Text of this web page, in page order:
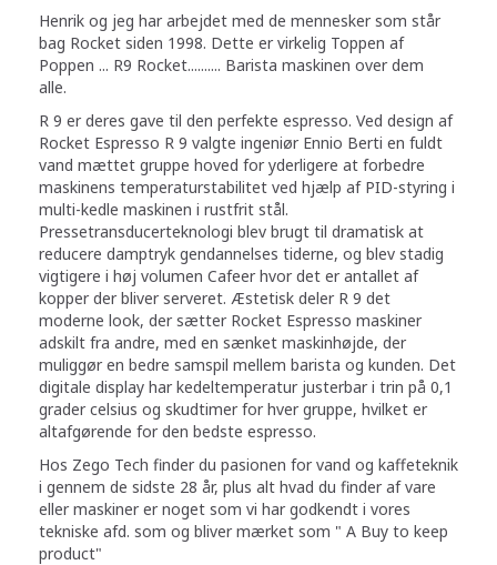
Henrik og jeg har arbejdet med de mennesker som står
bag Rocket siden 1998. Dette er virkelig Toppen af
Poppen ... R9 Rocket.......... Barista maskinen over dem
alle.
R 9 er deres gave til den perfekte espresso. Ved design af
Rocket Espresso R 9 valgte ingeniør Ennio Berti en fuldt
vand mættet gruppe hoved for yderligere at forbedre
maskinens temperaturstabilitet ved hjælp af PID-styring i
multi-kedle maskinen i rustfrit stål.
Pressetransducerteknologi blev brugt til dramatisk at
reducere damptryk gendannelses tiderne, og blev stadig
vigtigere i høj volumen Cafeer hvor det er antallet af
kopper der bliver serveret. Æstetisk deler R 9 det
moderne look, der sætter Rocket Espresso maskiner
adskilt fra andre, med en sænket maskinhøjde, der
muliggør en bedre samspil mellem barista og kunden. Det
digitale display har kedeltemperatur justerbar i trin på 0,1
grader celsius og skudtimer for hver gruppe, hvilket er
altafgørende for den bedste espresso.
Hos Zego Tech finder du pasionen for vand og kaffeteknik
i gennem de sidste 28 år, plus alt hvad du finder af vare
eller maskiner er noget som vi har godkendt i vores
tekniske afd. som og bliver mærket som " A Buy to keep
product"